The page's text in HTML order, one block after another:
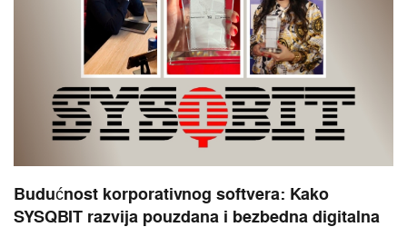
Budućnost korporativnog softvera: Kako
SYSQBIT razvija pouzdana i bezbedna digitalna